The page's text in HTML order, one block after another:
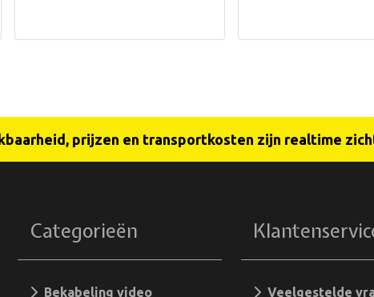
prijzen en transportkosten zijn realtime
Categorieën
Bekabeling video Veelgestelde